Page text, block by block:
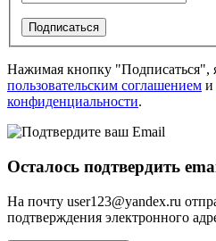
Подписаться
Нажимая кнопку "Подписаться",
пользовательским соглашением и
конфиденциальности.
Осталось подтвердить
На почту user123@yandex.ru
подтверждения электронного